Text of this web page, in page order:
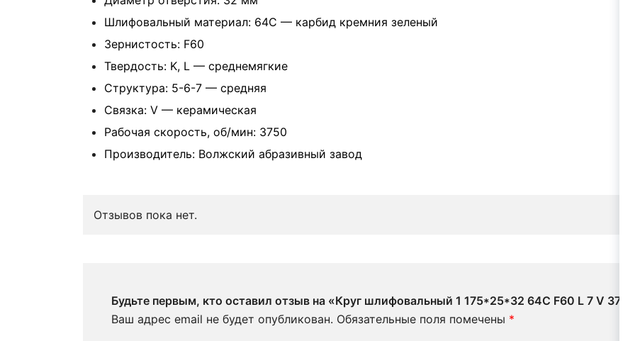
Шлифовальный материал: 64С — карбид кремния зеленый
Зернистость: F60
Твердость: K, L — среднемягкие
Структура: 5-6-7 — средняя
Связка: V — керамическая
Рабочая скорость, об/мин: 3750
Производитель: Волжский абразивный завод
Отзывов пока нет.
Будьте первым, кто оставил отзыв на «Круг шлифовальный 1 175*25*32 64C F60 L 7 V
Ваш адрес email не будет опубликован. Обязательные поля помечены *